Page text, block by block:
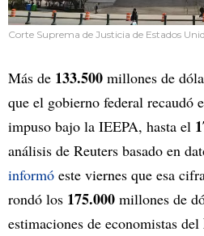
Corte Suprema de Justicia de Estados
Más de 133.500 millones de
que el gobierno federal recaudó
impuso bajo la IEEPA, hasta el
análisis de Reuters basado en
informó este viernes que esa
rondó los 175.000 millones de
estimaciones de economistas del